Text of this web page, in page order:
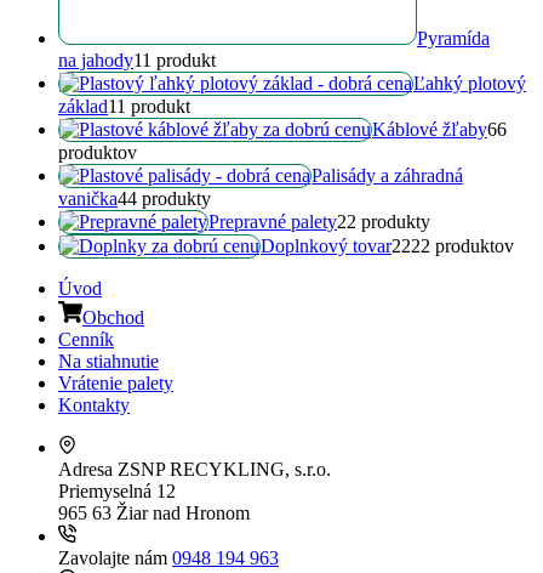
Pyramída
na jahody11 produkt
Ľahký plotový
základ11 produkt
Káblové žľaby66
produktov
Palisády a záhradná
vanička44 produkty
Prepravné palety22 produkty
Doplnkový tovar2222 produktov
Úvod
Obchod
Cenník
Na stiahnutie
Vrátenie palety
Kontakty
Adresa ZSNP RECYKLING, s.r.o.
Priemyselná 12
965 63 Žiar nad Hronom
Zavolajte nám 0948 194 963